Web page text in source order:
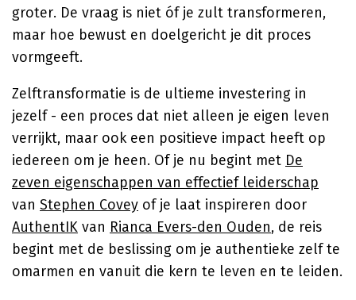
groter. De vraag is niet óf je zult transformeren,
maar hoe bewust en doelgericht je dit proces
vormgeeft.
Zelftransformatie is de ultieme investering in
jezelf - een proces dat niet alleen je eigen leven
verrijkt, maar ook een positieve impact heeft op
iedereen om je heen. Of je nu begint met De
zeven eigenschappen van effectief leiderschap
van Stephen Covey of je laat inspireren door
AuthentIK van Rianca Evers-den Ouden, de reis
begint met de beslissing om je authentieke zelf te
omarmen en vanuit die kern te leven en te leiden.